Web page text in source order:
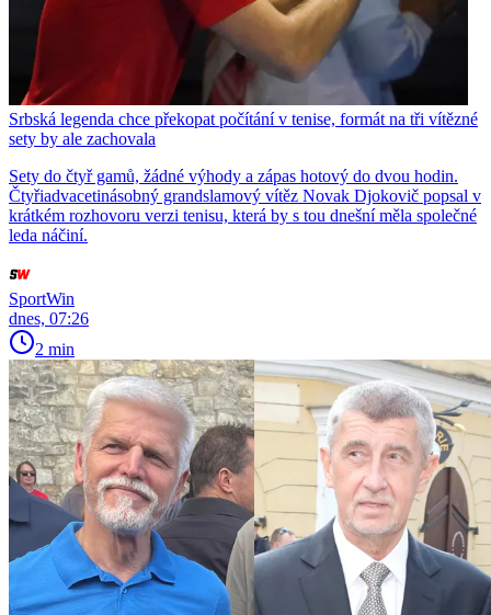
Srbská legenda chce překopat počítání v tenise, formát na tři vítězné
sety by ale zachovala
Sety do čtyř gamů, žádné výhody a zápas hotový do dvou hodin.
Čtyřiadvacetinásobný grandslamový vítěz Novak Djokovič popsal v
krátkém rozhovoru verzi tenisu, která by s tou dnešní měla společné
leda náčiní.
SportWin
dnes, 07:26
2 min